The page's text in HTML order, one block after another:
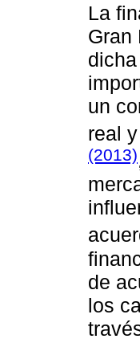
La
Gran
un
real
(2013)
de
los